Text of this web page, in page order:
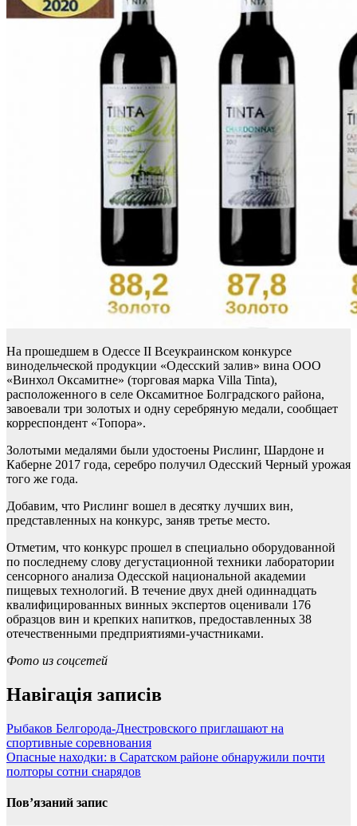
На прошедшем в Одессе II Всеукраинском конкурсе
винодельческой продукции «Одесский залив» вина ООО
«Винхол Оксамитне» (торговая марка Villa Tinta),
расположенного в селе Оксамитное Болградского района,
завоевали три золотых и одну серебряную медали, сообщает
корреспондент «Топора».
Золотыми медалями были удостоены Рислинг, Шардоне и
Каберне 2017 года, серебро получил Одесский Черный урожая
того же года.
Добавим, что Рислинг вошел в десятку лучших вин,
представленных на конкурс, заняв третье место.
Отметим, что конкурс прошел в специально оборудованной
по последнему слову дегустационной техники лаборатории
сенсорного анализа Одесской национальной академии
пищевых технологий. В течение двух дней одиннадцать
квалифицированных винных экспертов оценивали 176
образцов вин и крепких напитков, предоставленных 38
отечественными предприятиями-участниками.
Фото из соцсетей
Навігація записів
Рыбаков Белгорода-Днестровского приглашают на
спортивные соревнования
Опасные находки: в Саратском районе обнаружили почти
полторы сотни снарядов
Пов’язаний запис